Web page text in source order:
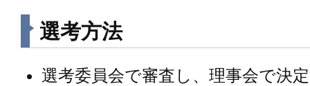
選考方法
選考委員会で審査し、理事会で決